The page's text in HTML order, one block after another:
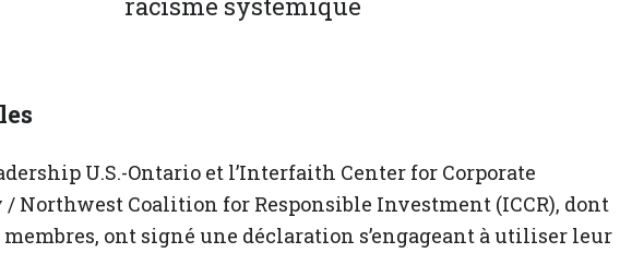
U.S.-Ontario et l’Interfaith Center for Corporate
Northwest Coalition for Responsible Investment (ICCR), dont
ont signé une déclaration s’engageant à utiliser leur